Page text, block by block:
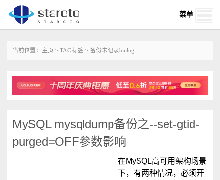
菜单
当前位置： 主页 > TAG标签 > 备份未记录binlog
MySQL mysqldump备份之--set-gtid-
purged=OFF参数影响
在MySQL高可用架构场景
下，有两种情况，必须开